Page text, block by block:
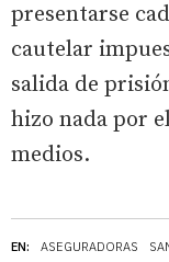
EN: ASEGURADORAS
presentarse
cautelar
salida de
hizo nada por
medios.